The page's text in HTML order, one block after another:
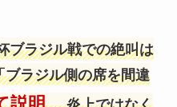
ブラジル戦での絶叫は
ラジル側の席を間違